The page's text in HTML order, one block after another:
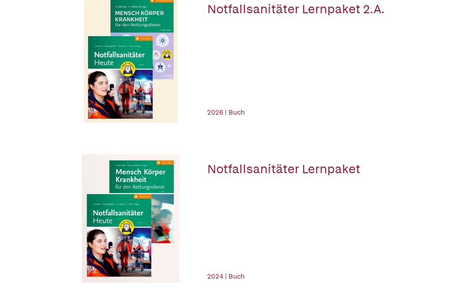
Notfallsanitäter Lernpaket 2.A.
2026 | Buch
Notfallsanitäter Lernpaket
2024 | Buch